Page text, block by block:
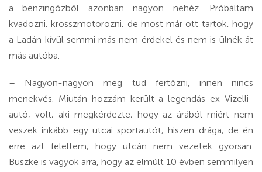
a benzingőzből azonban nagyon nehéz. Próbáltam
kvadozni, krosszmoto­rozni, de most már ott tartok, hogy
a Ladán kívül semmi más nem érdekel és nem is ülnék át
más autóba.
– Nagyon-nagyon meg tud fertőzni, innen nincs
menekvés. Miután hozzám került a legendás ex Vizelli-
autó, volt, aki megkérdezte, hogy az árából miért nem
veszek inkább egy utcai sportautót, hiszen drága, de én
erre azt feleltem, hogy utcán nem vezetek gyorsan.
Büszke is vagyok arra, hogy az elmúlt 10 évben semmilyen